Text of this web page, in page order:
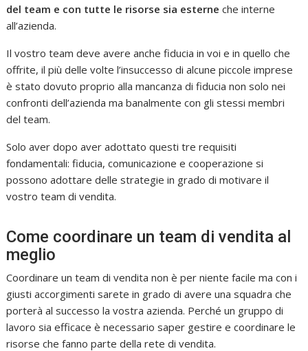
del team e con tutte le risorse sia esterne che interne
all’azienda.
Il vostro team deve avere anche fiducia in voi e in quello che
offrite, il più delle volte l’insuccesso di alcune piccole imprese
è stato dovuto proprio alla mancanza di fiducia non solo nei
confronti dell’azienda ma banalmente con gli stessi membri
del team.
Solo aver dopo aver adottato questi tre requisiti
fondamentali: fiducia, comunicazione e cooperazione si
possono adottare delle strategie in grado di motivare il
vostro team di vendita.
Come coordinare un team di vendita al
meglio
Coordinare un team di vendita non è per niente facile ma con i
giusti accorgimenti sarete in grado di avere una squadra che
porterà al successo la vostra azienda. Perché un gruppo di
lavoro sia efficace è necessario saper gestire e coordinare le
risorse che fanno parte della rete di vendita.